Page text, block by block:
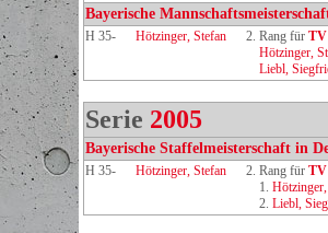
Bayerische
H 35- Hötzinger, Stefan 2. Rang für TV
Hötzinger,
Liebl,
Serie 2005
Bayerische Staffelmeisterschaft in
H 35- Hötzinger, Stefan 2. Rang für TV
1.
2. Liebl,